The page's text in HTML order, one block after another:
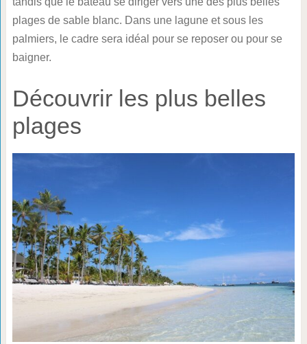
plages de sable blanc. Dans une lagune et sous les
palmiers, le cadre sera idéal pour se reposer ou pour se
baigner.
Découvrir les plus belles
plages